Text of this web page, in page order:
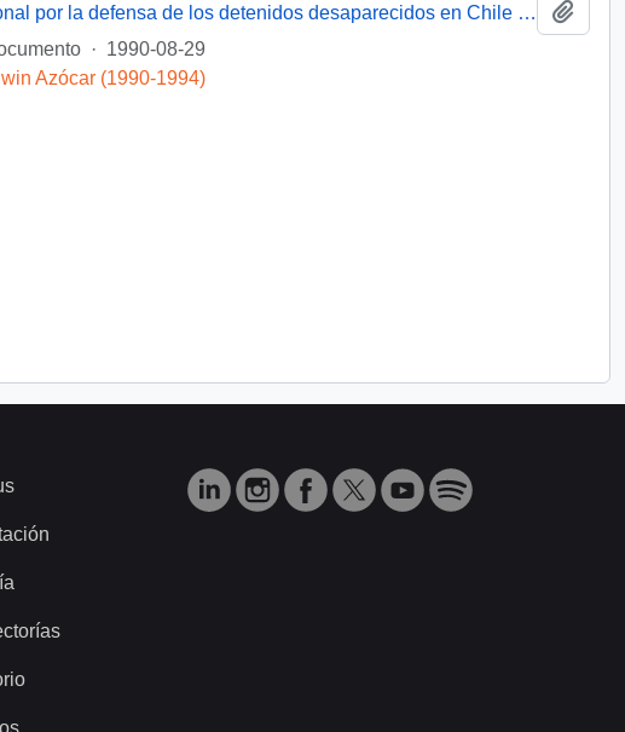
[Miembro de Amnistía Internacional por la defensa de los detenidos desaparecidos en Chile felicita por la creación de la Comisión de de Verdad y Reconciliación]
· 1990-08-29
Azócar (1990-1994)